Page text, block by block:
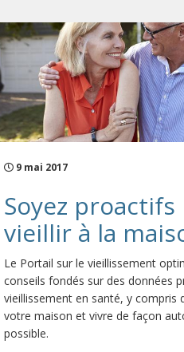
9 mai 2017
Soyez
vieillir à la
Le Portail sur le vieillissement
conseils fondés sur des données
vieillissement en santé, y compris
votre maison et vivre de façon
possible.